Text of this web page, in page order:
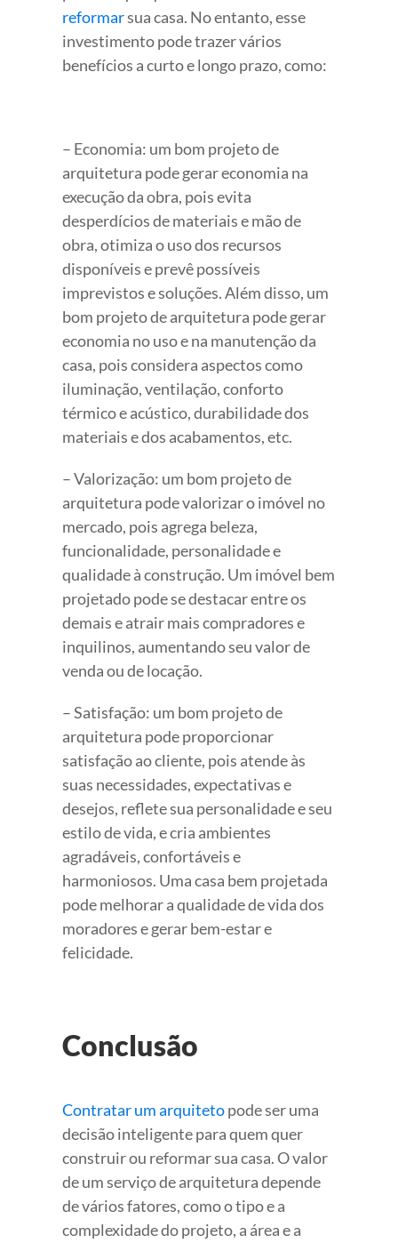
reformarsua casa. No entanto, esse
investimento pode trazer vários
benefícios a curto e longo prazo, como:
– Economia: um bom projeto de
arquitetura pode gerar economia na
execução da obra, pois evita
desperdícios de materiais e mão de
obra, otimiza o uso dos recursos
disponíveis e prevê possíveis
imprevistos e soluções. Além disso, um
bom projeto de arquitetura pode gerar
economia no uso e na manutenção da
casa, pois considera aspectos como
iluminação, ventilação, conforto
térmico e acústico, durabilidade dos
materiais e dos acabamentos, etc.
– Valorização: um bom projeto de
arquitetura pode valorizar o imóvel no
mercado, pois agrega beleza,
funcionalidade, personalidade e
qualidade à construção. Um imóvel bem
projetado pode se destacar entre os
demais e atrair mais compradores e
inquilinos, aumentando seu valor de
venda ou de locação.
– Satisfação: um bom projeto de
arquitetura pode proporcionar
satisfação ao cliente, pois atende às
suas necessidades, expectativas e
desejos, reflete sua personalidade e seu
estilo de vida, e cria ambientes
agradáveis, confortáveis e
harmoniosos. Uma casa bem projetada
pode melhorar a qualidade de vida dos
moradores e gerar bem-estar e
felicidade.
Conclusão
Contratar um arquitetopode ser uma
decisão inteligente para quem quer
construir ou reformar sua casa. O valor
de um serviço de arquitetura depende
de vários fatores, como o tipo e a
complexidade do projeto, a área e a